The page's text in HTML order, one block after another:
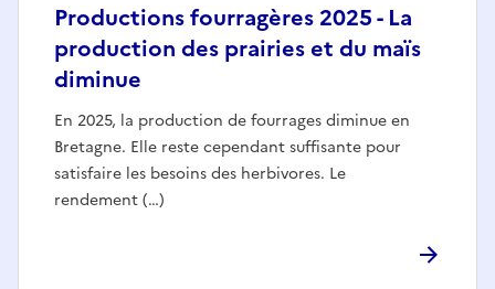
Productions fourragères 2025 - La
production des prairies et du maïs
diminue
En 2025, la production de fourrages diminue en
Bretagne. Elle reste cependant suffisante pour
satisfaire les besoins des herbivores. Le
rendement (…)